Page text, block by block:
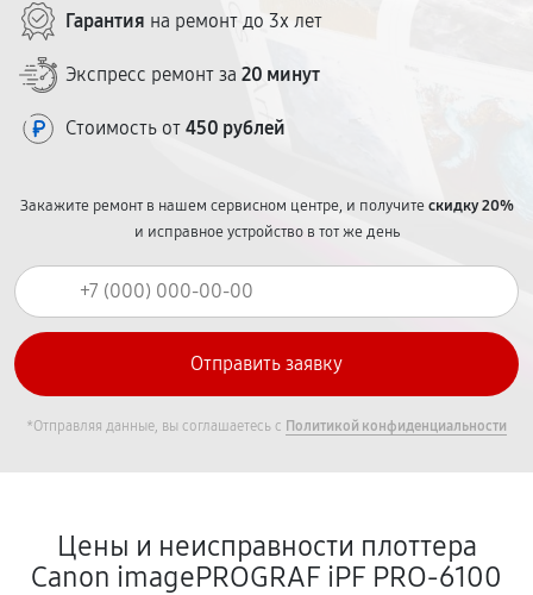
Гарантия на ремонт до 3х лет
Экспресс ремонт за 20 минут
Стоимость от 450 рублей
Закажите ремонт в нашем сервисном центре, и получитескидку 20%
и исправное устройство в тот же день
*Отправляя данные, вы соглашаетесь с Политикой конфиденциальности
Цены и неисправности плоттера
Canon imagePROGRAF iPF PRO-6100